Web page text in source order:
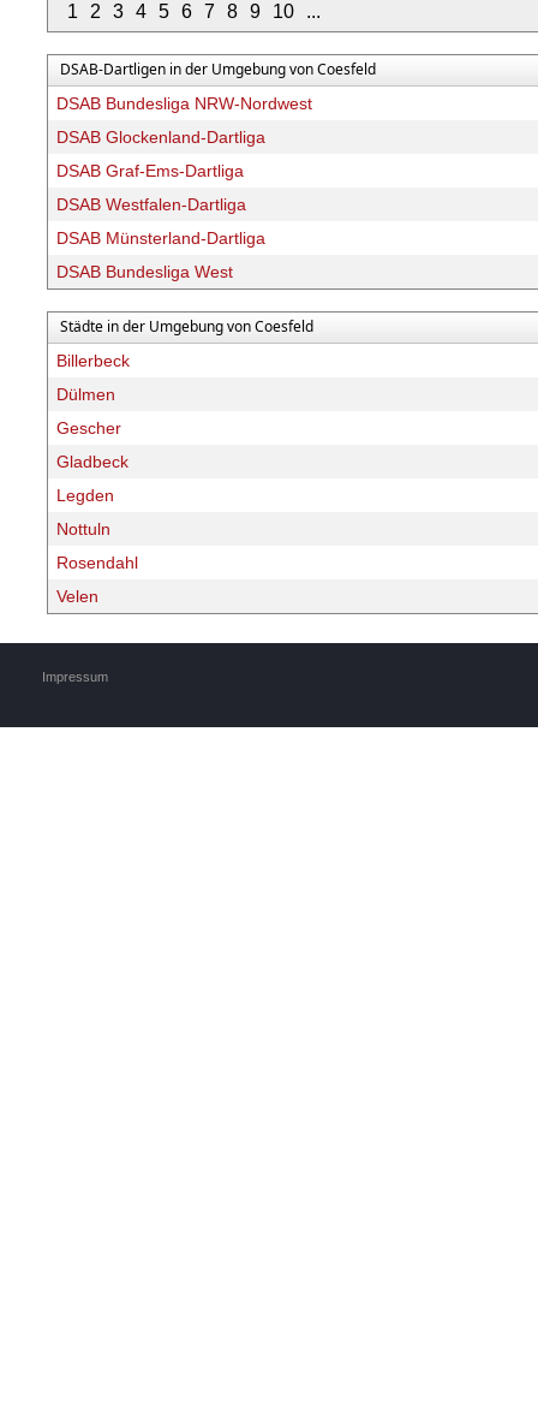
1 2 3 4 5 6 7 8 9 10 ...
DSAB-Dartligen in der Umgebung von Coesfeld
DSAB Bundesliga NRW-Nordwest
DSAB Glockenland-Dartliga
DSAB Graf-Ems-Dartliga
DSAB Westfalen-Dartliga
DSAB Münsterland-Dartliga
DSAB Bundesliga West
Städte in der Umgebung von Coesfeld
Billerbeck
Dülmen
Gescher
Gladbeck
Legden
Nottuln
Rosendahl
Velen
Impressum